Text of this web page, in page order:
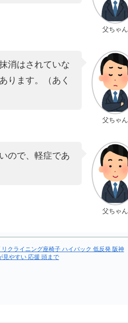
父ちゃん
父ちゃん
消はされていな
ります。（あく
父ちゃん
ので、軽症であ
クライニング座椅子 ハイバック 低反発 阪神
見やすい 応援 頭まで